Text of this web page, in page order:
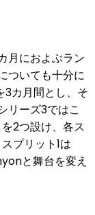
月におよぶラン
ついても十分に
3カ月間とし、そ
リーズ3ではこ
2つ設け、各ス
プリット1は
と舞台を変え